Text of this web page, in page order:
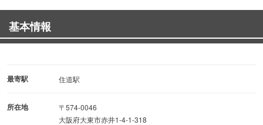
基本情報
最寄駅 住道駅
所在地
〒574-0046
大阪府大東市赤井1-4-1-318